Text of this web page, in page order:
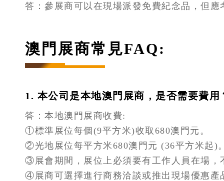
答：參展商可以在現場派發免費紀念品，但
澳門展商常見FAQ:
1. 本公司是本地澳門展商，是否需要費用
答：本地澳門展商收費:
①標準展位每個(9平方米)收取680澳門元。
②光地展位每平方米680澳門元 (36平方米起)
③展會期間，展位上必須要有工作人員在場，
④展商可選擇進行商務洽談或推出現場優惠產